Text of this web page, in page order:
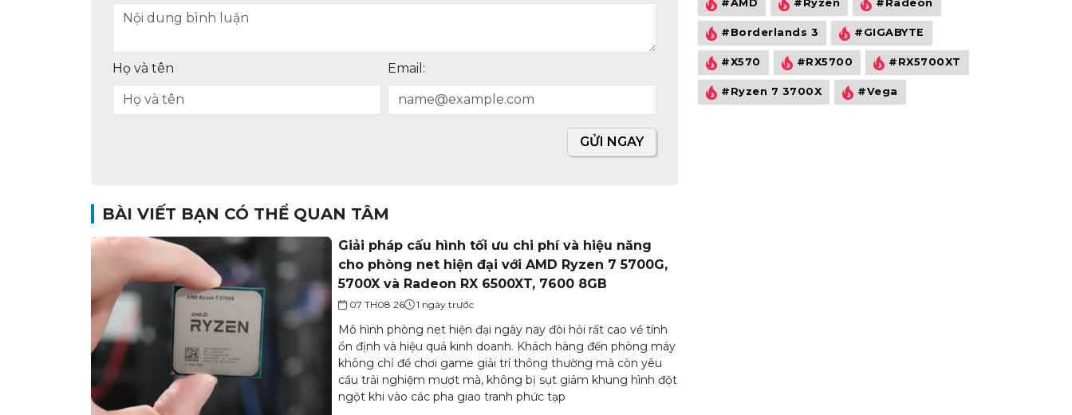
Họ và tên Email:
GỬI NGAY
BÀI VIẾT BẠN CÓ THỂ QUAN TÂM
Giải pháp cấu hình tối ưu chi phí và hiệu năng
cho phòng net hiện đại với AMD Ryzen 7 5700G,
5700X và Radeon RX 6500XT, 7600 8GB
07 TH08 26 1 ngày trước
Mô hình phòng net hiện đại ngày nay đòi hỏi rất cao về tính
ổn định và hiệu quả kinh doanh. Khách hàng đến phòng máy
không chỉ để chơi game giải trí thông thường mà còn yêu
cầu trải nghiệm mượt mà, không bị sụt giảm khung hình đột
ngột khi vào các pha giao tranh phức tạp
#AMD #Ryzen #Radeon
#Borderlands 3 #GIGABYTE
#X570 #RX5700 #RX5700XT
#Ryzen 7 3700X #Vega